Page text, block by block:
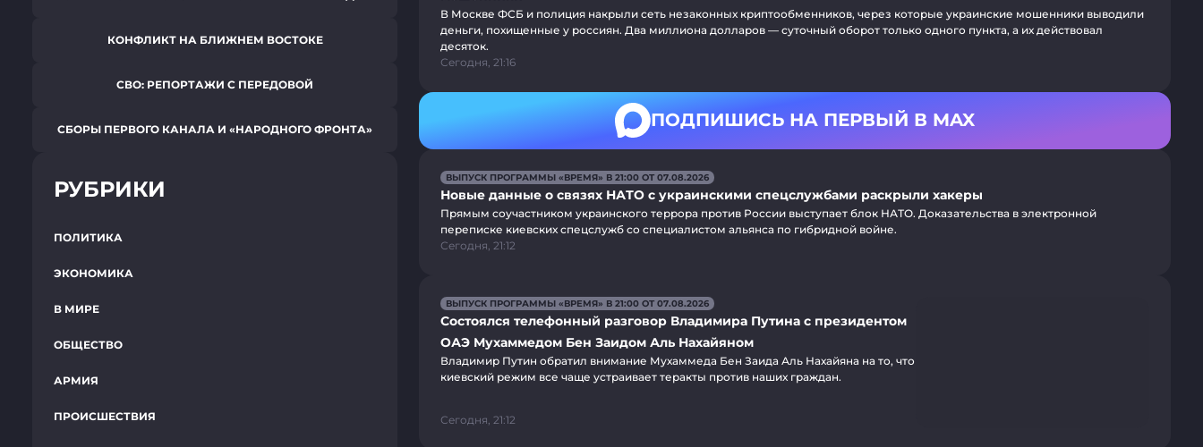
КОНФЛИКТ НА БЛИЖНЕМ ВОСТОКЕ
СВО: РЕПОРТАЖИ С ПЕРЕДОВОЙ
СБОРЫ ПЕРВОГО КАНАЛА И «НАРОДНОГО ФРОНТА»
РУБРИКИ
ПОЛИТИКА
ЭКОНОМИКА
В МИРЕ
ОБЩЕСТВО
АРМИЯ
ПРОИСШЕСТВИЯ
В Москве ФСБ и полиция накрыли сеть незаконных криптообменников, через которые украинские мошенники выводили
деньги, похищенные у россиян. Два миллиона долларов — суточный оборот только одного пункта, а их действовал
десяток.
Сегодня, 21:16
ПОДПИШИСЬ НА ПЕРВЫЙ В MAX
ВЫПУСК ПРОГРАММЫ «ВРЕМЯ» В 21:00 ОТ 07.08.2026
Новые данные о связях НАТО с украинскими спецслужбами раскрыли хакеры
Прямым соучастником украинского террора против России выступает блок НАТО. Доказательства в электронной
переписке киевских спецслужб со специалистом альянса по гибридной войне.
Сегодня, 21:12
ВЫПУСК ПРОГРАММЫ «ВРЕМЯ» В 21:00 ОТ 07.08.2026
Состоялся телефонный разговор Владимира Путина с президентом
ОАЭ Мухаммедом Бен Заидом Аль Нахайяном
Владимир Путин обратил внимание Мухаммеда Бен Заида Аль Нахайяна на то, что
киевский режим все чаще устраивает теракты против наших граждан.
Сегодня, 21:12